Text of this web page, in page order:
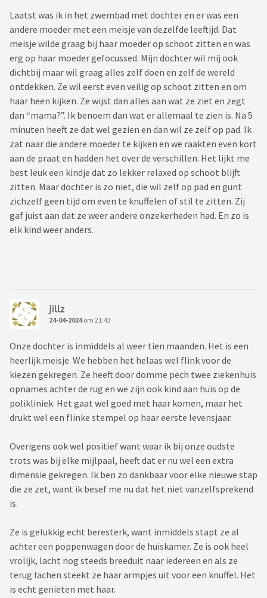
Laatst was ik in het zwembad met dochter en er was een
andere moeder met een meisje van dezelfde leeftijd. Dat
meisje wilde graag bij haar moeder op schoot zitten en was
erg op haar moeder gefocussed. Mijn dochter wil mij ook
dichtbij maar wil graag alles zelf doen en zelf de wereld
ontdekken. Ze wil eerst even veilig op schoot zitten en om
haar heen kijken. Ze wijst dan alles aan wat ze ziet en zegt
dan “mama?”. Ik benoem dan wat er allemaal te zien is. Na 5
minuten heeft ze dat wel gezien en dan wil ze zelf op pad. Ik
zat naar die andere moeder te kijken en we raakten even kort
aan de praat en hadden het over de verschillen. Het lijkt me
best leuk een kindje dat zo lekker relaxed op schoot blijft
zitten. Maar dochter is zo niet, die wil zelf op pad en gunt
zichzelf geen tijd om even te knuffelen of stil te zitten. Zij
gaf juist aan dat ze weer andere onzekerheden had. En zo is
elk kind weer anders.
Jillz
24-04-2024om 21:43
Onze dochter is inmiddels al weer tien maanden. Het is een
heerlijk meisje. We hebben het helaas wel flink voor de
kiezen gekregen. Ze heeft door domme pech twee ziekenhuis
opnames achter de rug en we zijn ook kind aan huis op de
polikliniek. Het gaat wel goed met haar komen, maar het
drukt wel een flinke stempel op haar eerste levensjaar.
Overigens ook wel positief want waar ik bij onze oudste
trots was bij elke mijlpaal, heeft dat er nu wel een extra
dimensie gekregen. Ik ben zo dankbaar voor elke nieuwe stap
die ze zet, want ik besef me nu dat het niet vanzelfsprekend
is.
Ze is gelukkig echt beresterk, want inmiddels stapt ze al
achter een poppenwagen door de huiskamer. Ze is ook heel
vrolijk, lacht nog steeds breeduit naar iedereen en als ze
terug lachen steekt ze haar armpjes uit voor een knuffel. Het
is echt genieten met haar.